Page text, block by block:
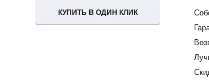
КУПИТЬ В ОДИН КЛИК